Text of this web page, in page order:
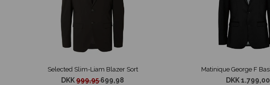
Selected Slim-Liam Blazer Sort
DKK999,95699,98 DKK 1.799,00